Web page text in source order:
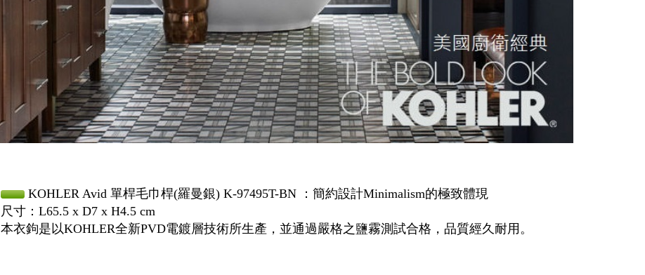
KOHLER Avid 單桿毛巾桿(羅曼銀) K-97495T-BN ：簡約設計Minimalism的極致體現
尺寸：L65.5 x D7 x H4.5 cm
本衣鉤是以KOHLER全新PVD電鍍層技術所生產，並通過嚴格之鹽霧測試合格，品質經久耐用。